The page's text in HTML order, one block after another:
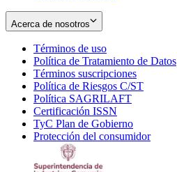
Acerca de nosotros
Términos de uso
in
new
window
Política de Tratamiento de Datos
Términos suscripciones
in
Política de Riesgos C/ST
Política SAGRILAFT
new
window
Certificación ISSN
in
new
TyC Plan de Gobierno
in
Protección del consumidorOpens